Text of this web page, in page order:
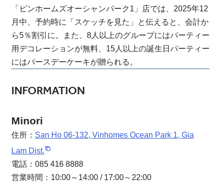
「ビンホームズオーシャンパーク1」店では、2025年12
月中、予約時に「スケッチを見た」と伝えると、会計か
ら5％割引に。また、8人以上のグループにはパーティー
用デコレーションが無料、15人以上の誕生日パーティー
にはバースデーケーキが贈られる。
INFORMATION
Minori
住所： San Ho 06-132, Vinhomes Ocean Park 1, Gia
Lam Dist.
電話：085 416 8888
営業時間：10:00～14:00 / 17:00～22:00